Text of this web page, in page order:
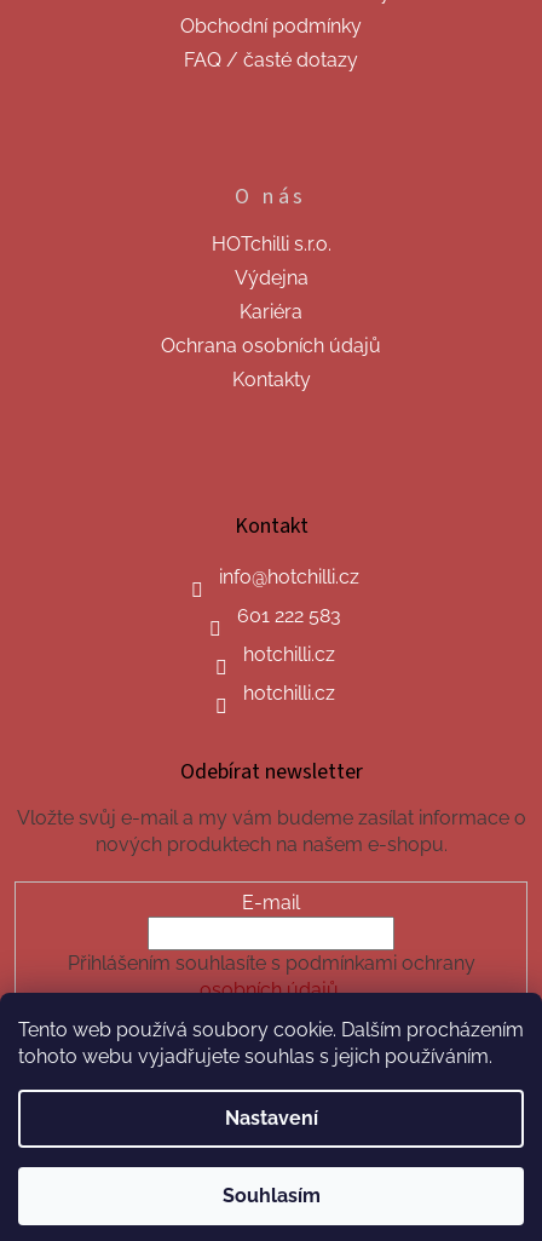
Tento web používá soubory cookie. Dalším procházením
tohoto webu vyjadřujete souhlas s jejich používáním.
Nastavení
Souhlasím
ý
p
i
Obchodní podmínky
FAQ / časté dotazy
O nás
HOTchilli s.r.o.
Výdejna
Kariéra
Ochrana osobních údajů
Kontakty
Kontakt
info@hotchilli.cz
601 222 583
hotchilli.cz
hotchilli.cz
Odebírat newsletter
Vložte svůj e-mail a my vám budeme zasílat informace o
nových produktech na našem e-shopu.
E-mail
Přihlášením souhlasíte s podmínkami ochrany
osobních údajů.
PŘIHLÁSIT SE